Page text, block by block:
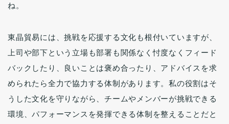
ね。
東晶貿易には、挑戦を応援する文化も根付いていますが、
上司や部下という立場も部署も関係なく忖度なくフィード
バックしたり、良いことは褒め合ったり、アドバイスを求
められたら全力で協力する体制があります。私の役割はそ
うした文化を守りながら、チームやメンバーが挑戦できる
環境、パフォーマンスを発揮できる体制を整えることだと